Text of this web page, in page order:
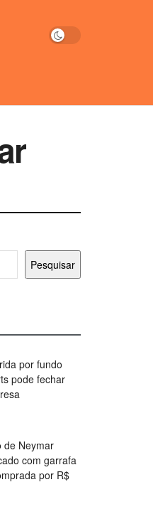
Pesquisar
por fundo
pode fechar
de Neymar
com garrafa
por R$